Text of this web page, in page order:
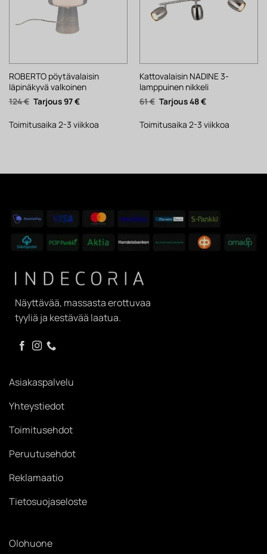
ROBERTO pöytävalaisin
läpinäkyvä valkoinen
124€ Alkuperäinen
hinta
124 €.
97€Nykyinen
97 €.
Toimitusaika 2-3 viikkoa
Kattovalaisin NADINE 3-
lamppuinen nikkeli
61€ Alkuperäinen
hinta
61 €.
48€Nykyinen
48 €.
Toimitusaika 2-3 viikkoa
Näyttävää, massasta erottuvaa
tyyliä ja kestävää laatua.
Asiakaspalvelu
Yhteystiedot
Toimitusehdot
Peruutusehdot
Reklamaatio
Tietosuojaseloste
Olohuone